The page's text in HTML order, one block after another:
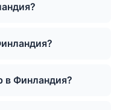
в Финландия?